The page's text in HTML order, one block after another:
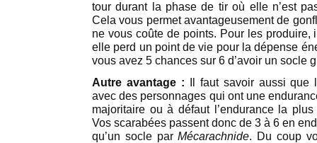
tour durant la phase de tir où elle n’est
Cela vous permet avantageusement de
ne vous coûte de points. Pour les produire,
elle perd un point de vie pour la dépense
vous avez 5 chances sur 6 d’avoir un socle
Autre avantage :
Il faut savoir aussi
avec des personnages qui ont une
majoritaire ou à défaut l’endurance la
Vos scarabées passent donc de 3 à 6 en
qu’un socle parMécarachnide. Du coup